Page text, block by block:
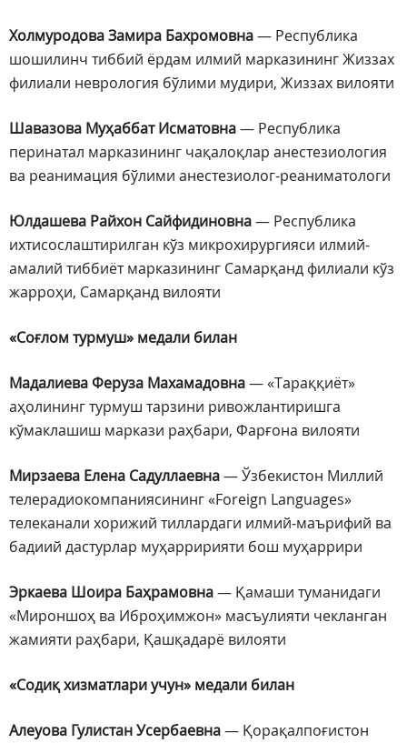
Холмуродова Замира Бахромовна— Республика
шошилинч тиббий ёрдам илмий марказининг Жиззах
филиали неврология бўлими мудири, Жиззах вилояти
Шавазова Муҳаббат Исматовна— Республика
перинатал марказининг чақалоқлар анестезиология
ва реанимация бўлими анестезиолог-реаниматологи
Юлдашева Райхон Сайфидиновна— Республика
ихтисослаштирилган кўз микрохирургияси илмий-
амалий тиббиёт марказининг Самарқанд филиали кўз
жарроҳи, Самарқанд вилояти
«Соғлом турмуш» медали билан
Мадалиева Феруза Махамадовна— «Тараққиёт»
аҳолининг турмуш тарзини ривожлантиришга
кўмаклашиш маркази раҳбари, Фарғона вилояти
Мирзаева Елена Садуллаевна— Ўзбекистон Миллий
телерадиокомпаниясининг «Foreign Languages»
телеканали хорижий тиллардаги илмий-маърифий ва
бадиий дастурлар муҳарририяти бош муҳаррири
Эркаева Шоира Баҳрамовна— Қамаши туманидаги
«Мироншоҳ ва Иброҳимжон» масъулияти чекланган
жамияти раҳбари, Қашқадарё вилояти
«Содиқ хизматлари учун» медали билан
Алеуова Гулистан Усербаевна— Қорақалпоғистон